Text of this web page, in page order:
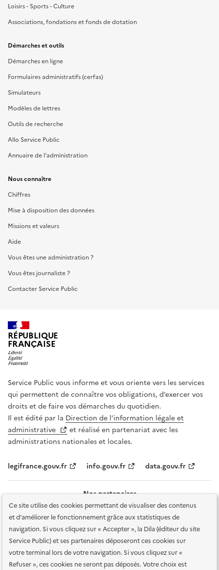
Ce site utilise des cookies permettant de visualiser des contenus
et d'améliorer le fonctionnement grâce aux statistiques de
navigation. Si vous cliquez sur « Accepter », la Dila (éditeur du site
Service Public) et ses partenaires déposeront ces cookies sur
votre terminal lors de votre navigation. Si vous cliquez sur «
Refuser », ces cookies ne seront pas déposés. Votre choix est
Loisirs - Sports - Culture
Associations, fondations et fonds de dotation
Démarches et outils
Démarches en ligne
Formulaires administratifs (cerfas)
Simulateurs
Modèles de lettres
Outils de recherche
Allo Service Public
Annuaire de l'administration
Nous connaître
Chiffres
Mise à disposition des données
Missions et valeurs
Aide
Vous êtes une administration ?
Vous êtes journaliste ?
Contacter Service Public
RÉPUBLIQUE
FRANÇAISE
Service Public vous informe et vous oriente vers les services
qui permettent de connaître vos obligations, d’exercer vos
droits et de faire vos démarches du quotidien.
Il est édité par la Direction de l’information légale et
administrative
et réalisé en partenariat avec les
administrations nationales et locales.
legifrance.gouv.fr info.gouv.fr data.gouv.fr
Nos partenaires
Plan du site Accessibilité : totalement conforme
Accessibilité des